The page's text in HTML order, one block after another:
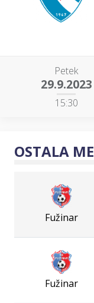
Petek
29.9.2023
15:30
OSTALA
Fužinar
Fužinar